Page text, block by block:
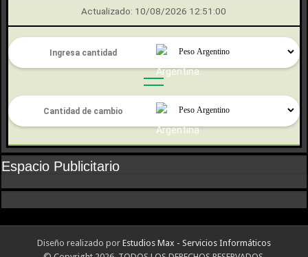
Actualizado: 10/08/2026 12:51:00
Espacio Publicitario
Diseño realizado por Estudios Max - Servicios Informáticos